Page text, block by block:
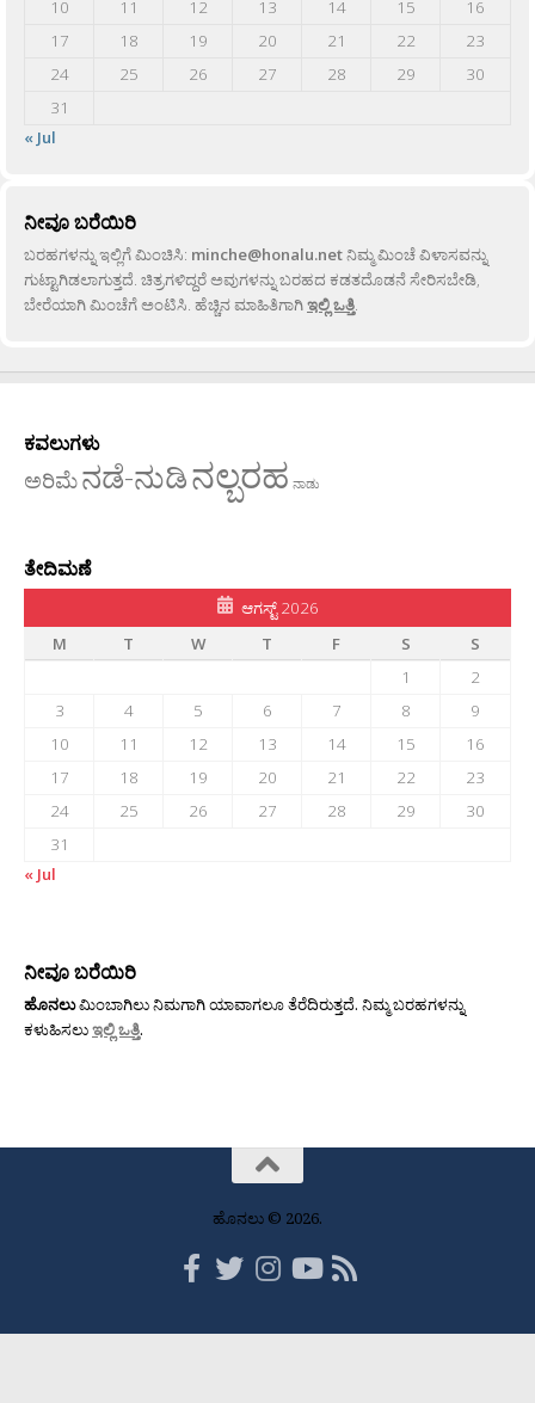
10
11 12 13 14 15
16
17
18 19 20 21 22
23
24
25 26 27 28 29
30
31
« Jul
ನೀವೂ ಬರೆಯಿರಿ
ಬರಹಗಳನ್ನು ಇಲ್ಲಿಗೆ ಮಿಂಚಿಸಿ: minche@honalu.netನಿಮ್ಮ ಮಿಂಚೆ ವಿಳಾಸವನ್ನು
ಗುಟ್ಟಾಗಿಡಲಾಗುತ್ತದೆ. ಚಿತ್ರಗಳಿದ್ದರೆ ಅವುಗಳನ್ನು ಬರಹದ ಕಡತದೊಡನೆ ಸೇರಿಸಬೇಡಿ,
ಬೇರೆಯಾಗಿ ಮಿಂಚೆಗೆ ಅಂಟಿಸಿ. ಹೆಚ್ಚಿನ ಮಾಹಿತಿಗಾಗಿಇಲ್ಲಿ ಒತ್ತಿ.
ಕವಲುಗಳು
ಅರಿಮೆನಡೆ-ನುಡಿನಲ್ಬರಹ ನಾಡು
ತೇದಿಮಣೆ
ಆಗಸ್ಟ್ 2026
M
T W T F S
S
1
2
3
4 5 6 7 8
9
10
11 12 13 14 15
16
17
18 19 20 21 22
23
24
25 26 27 28 29
30
31
« Jul
ನೀವೂ ಬರೆಯಿರಿ
ಹೊನಲುಮಿಂಬಾಗಿಲು ನಿಮಗಾಗಿ ಯಾವಾಗಲೂ ತೆರೆದಿರುತ್ತದೆ. ನಿಮ್ಮ ಬರಹಗಳನ್ನು
ಕಳುಹಿಸಲುಇಲ್ಲಿ ಒತ್ತಿ.
ಹೊನಲು © 2026.